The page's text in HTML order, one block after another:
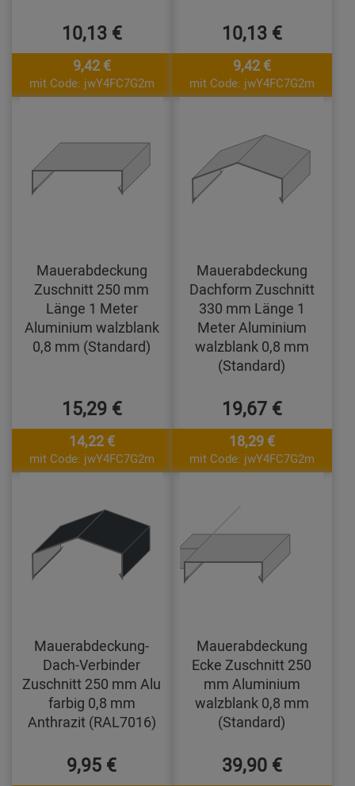
10,13 €
9,42 €
mit Code: jwY4FC7G2m
10,13 €
9,42 €
mit Code: jwY4FC7G2m
Mauerabdeckung
Zuschnitt 250 mm
Länge 1 Meter
Aluminium walzblank
0,8 mm (Standard)
15,29 €
14,22 €
mit Code: jwY4FC7G2m
Mauerabdeckung
Dachform Zuschnitt
330 mm Länge 1
Meter Aluminium
walzblank 0,8 mm
(Standard)
19,67 €
18,29 €
mit Code: jwY4FC7G2m
Mauerabdeckung-
Dach-Verbinder
Zuschnitt 250 mm Alu
farbig 0,8 mm
Anthrazit (RAL7016)
9,95 €
Mauerabdeckung
Ecke Zuschnitt 250
mm Aluminium
walzblank 0,8 mm
(Standard)
39,90 €